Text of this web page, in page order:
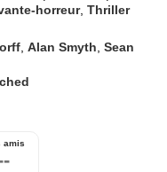
horreur,Thriller
,Alan Smyth ,Sean
amis